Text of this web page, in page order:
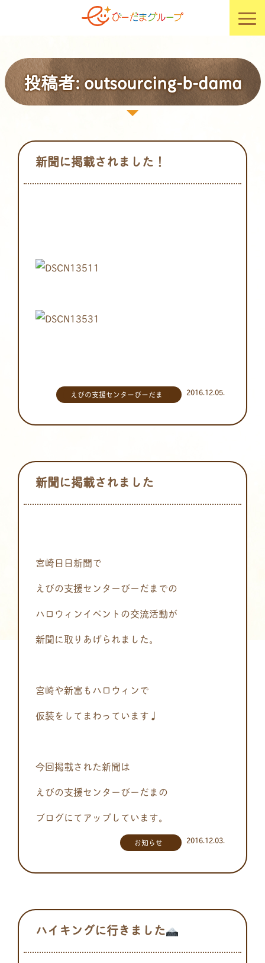
投稿者:outsourcing-b-dama
新聞に掲載されました！
2016.12.05.
えびの支援センターびーだま
新聞に掲載されました
宮崎日日新聞で
えびの支援センターびーだまでの
ハロウィンイベントの交流活動が
新聞に取りあげられました。
宮崎や新富もハロウィンで
仮装をしてまわっています♩
今回掲載された新聞は
えびの支援センターびーだまの
ブログにてアップしています。
2016.12.03.
お知らせ
ハイキングに行きました